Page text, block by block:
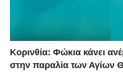
Κορινθία: Φώκια κάνει
στην παραλία των Αγίων